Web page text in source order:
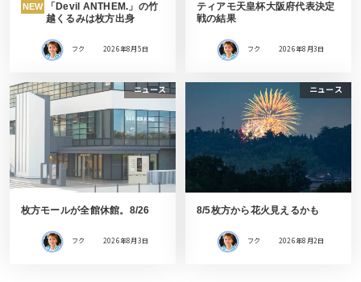
NEW
「Devil ANTHEM.」の竹
越くるみは枚方出身
フク 2026年8月5日
ティアモ天皇杯大阪府代表決定
戦の結果
フク 2026年8月3日
ニュース
枚方モールが全館休館。8/26
フク 2026年8月3日
ニュース
8/5枚方から花火見えるかも
フク 2026年8月2日